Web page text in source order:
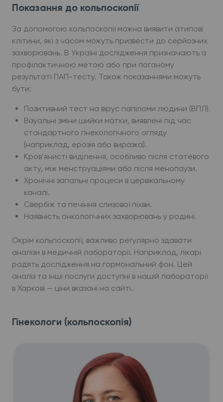
Показання до кольпоскопії
За допомогою кольпоскопії можна виявити атипові
клітини, які з часом можуть призвести до серйозних
захворювань. В Україні дослідження призначають із
профілактичною метою або при поганому
результаті ПАП-тесту. Також показаннями можуть
бути:
Позитивний тест на вірус папіломи людини (ВПЛ).
Візуальні зміни шийки матки, виявлені під час
стандартного гінекологічного огляду
(наприклад, ерозія або виразка).
Кров’янисті виділення, особливо після статевого
акту, між менструаціями або після менопаузи.
Хронічні запальні процеси в цервікальному
каналі.
Свербіж та печіння слизової піхви.
Наявність онкологічних захворювань у родині.
Окрім кольпоскопії, важливо регулярно здавати
аналізи в медичній лабораторії. Наприклад, лікарі
радять дослідження на гормональний фон. Цей
аналіз та інші послуги доступні в нашій лабораторії
в Харкові — ціни вказані на сайті.
Гінекологи (кольпоскопія)